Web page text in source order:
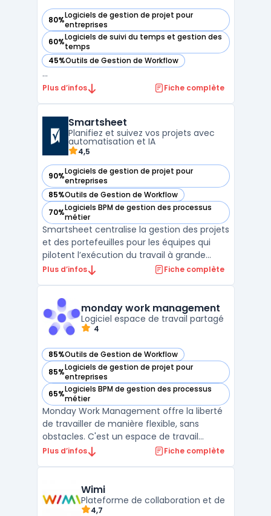
80%Logiciels de gestion de projet pour
entreprises
— voir ActiveCollab dans cette catégorie
60%Logiciels de suivi du temps et gestion des
temps
— voir ActiveCollab dans cette catégorie
45%Outils de Gestion de Workflow
— voir ActiveCollab dans cette catégorie
...
Plus d’infos Fiche complète
Smartsheet
Planifiez et suivez vos projets avec
automatisation et IA
4,5
90%Logiciels de gestion de projet pour
entreprises
— voir Smartsheet dans cette catégorie
85%Outils de Gestion de Workflow
— voir Smartsheet dans cette catégorie
70%Logiciels BPM de gestion des processus
métier
— voir Smartsheet dans cette catégorie
Smartsheet centralise la gestion des projets
et des portefeuilles pour les équipes qui
pilotent l’exécution du travail à grande
échelle. Cette plateforme cloud permet à
la planification et l’automatisation dans un
espa ...
Plus d’infos Fiche complète
monday work management
Logiciel espace de travail partagé
4
85%Outils de Gestion de Workflow
— voir monday work management dans cette catégorie
85%Logiciels de gestion de projet pour
entreprises
— voir monday work management dans cette catégorie
65%Logiciels BPM de gestion des processus
métier
— voir monday work management dans cette catégorie
Monday Work Management offre la liberté
de travailler de manière flexible, sans
obstacles. C'est un espace de travail
partagé conçu pour favoriser la
outil, les utilisateurs peuvent gérer
facilement leurs processus d ...
Plus d’infos Fiche complète
Wimi
Plateforme de collaboration et de
4,7